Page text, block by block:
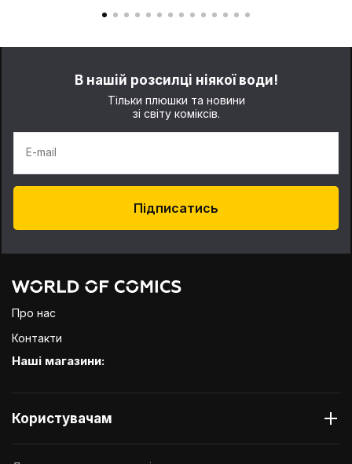
В нашій розсилці ніякої води!
Тільки плюшки та новини
зі світу коміксів.
E-mail
Підписатись
Про нас
Контакти
Наші магазини:
Користувачам